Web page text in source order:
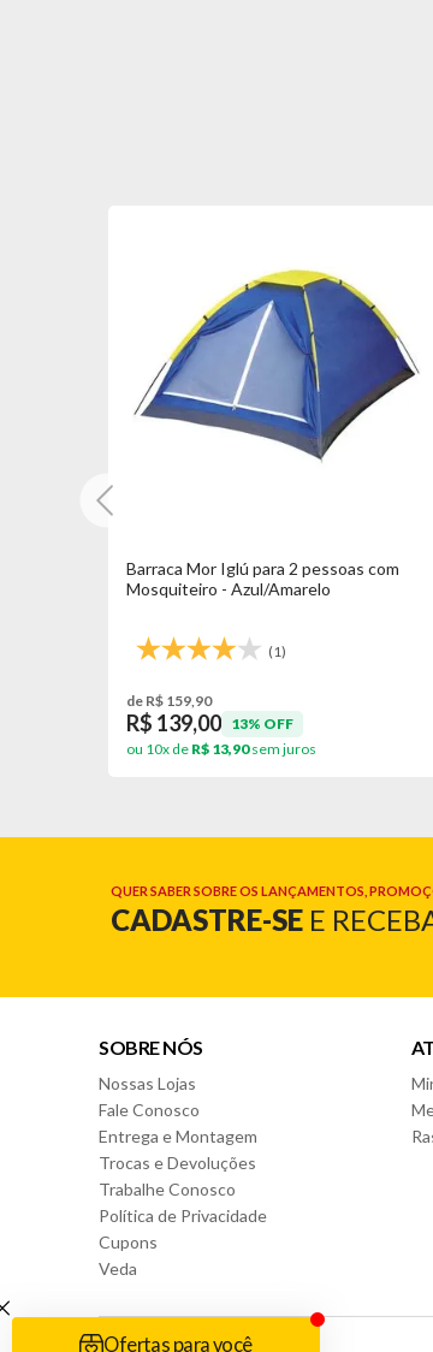
Barraca Mor Iglú para 2 pessoas com
Mosquiteiro - Azul/Amarelo
(1)
de R$ 159,90
R$ 139,00
13% OFF
ou 10x de R$ 13,90sem juros
QUER SABER SOBRE OS LANÇAMENTOS,
CADASTRE-SE E
SOBRE NÓS
Nossas Lojas
Fale Conosco
Entrega e Montagem
Trocas e Devoluções
Trabalhe Conosco
Política de Privacidade
Cupons
Veda